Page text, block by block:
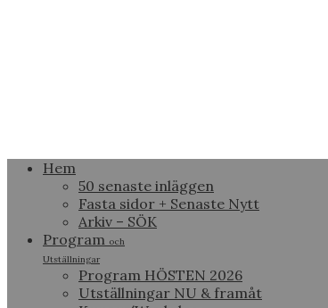
Hem
50 senaste inläggen
Fasta sidor + Senaste Nytt
Arkiv – SÖK
Program och
Utställningar
Program HÖSTEN 2026
Utställningar NU & framåt